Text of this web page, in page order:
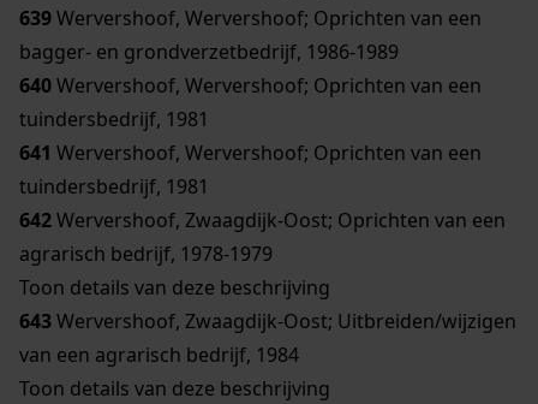
639Wervershoof, Wervershoof; Oprichten van een
bagger- en grondverzetbedrijf, 1986-1989
640Wervershoof, Wervershoof; Oprichten van een
tuindersbedrijf, 1981
641 Wervershoof, Wervershoof; Oprichten van een
tuindersbedrijf, 1981
642Wervershoof, Zwaagdijk-Oost; Oprichten van een
agrarisch bedrijf, 1978-1979
Toon details van deze beschrijving
643Wervershoof, Zwaagdijk-Oost; Uitbreiden/wijzigen
van een agrarisch bedrijf, 1984
Toon details van deze beschrijving